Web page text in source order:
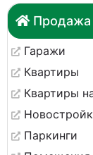
Продажа
Гаражи
Квартиры
Квартиры
Паркинги